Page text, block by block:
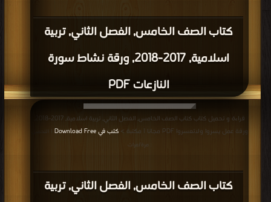
كتاب الصف الخامس, الفصل الثاني, تربية
اسلامية, 2017-2018, ورقة نشاط سورة
النازعات PDF
كتاب الصف الخامس, الفصل الثاني, تربية
ورقة عمل يسروا ولاتعسروا PDF مجانا | مكتبة >
كتب في Download Free
: مرة/مرات